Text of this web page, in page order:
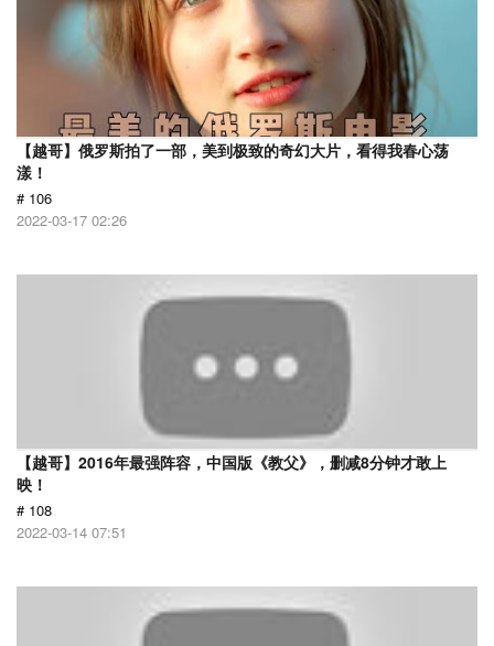
【越哥】俄罗斯拍了一部，美到极致的奇幻大片，看得我春心荡
漾！
# 106
2022-03-17 02:26
【越哥】2016年最强阵容，中国版《教父》，删减8分钟才敢上
映！
# 108
2022-03-14 07:51